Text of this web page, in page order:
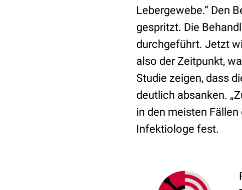
Lebergewebe.“ Den
gespritzt. Die
durchgeführt. Jetzt
also der Zeitpunkt,
Studie zeigen, dass
deutlich absanken.
in den meisten
Infektiologe fest.